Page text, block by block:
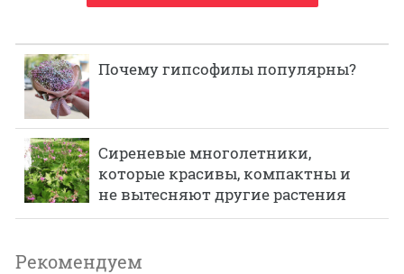
Почему гипсофилы популярны?
Сиреневые многолетники,
которые красивы, компактны и
не вытесняют другие растения
Рекомендуем